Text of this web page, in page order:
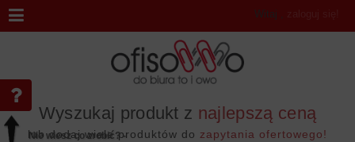
Wyszukaj produkt z najlepszą ceną
lub dodaj wiele produktów do zapytania ofertowego!
Witaj ,
Nie wiesz co zrobić? -